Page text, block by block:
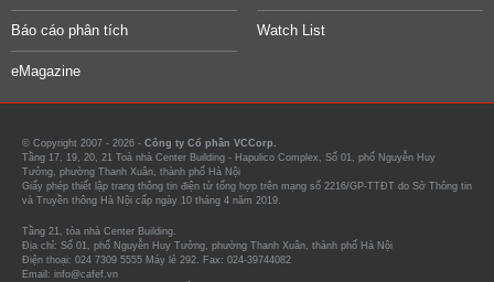
Báo cáo phân tích Watch List
eMagazine
© Copyright 2007 - 2026 - Công ty Cổ phần VCCorp.
Tầng 17, 19, 20, 21 Toà nhà Center Building - Hapulico Complex, Số 01, phố Nguyễn Huy
Tưởng, phường Thanh Xuân, thành phố Hà Nội
Giấy phép thiết lập trang thông tin điện tử tổng hợp trên mạng số 2216/GP-TTĐT do Sở Thông tin
và Truyền thông Hà Nội cấp ngày 10 tháng 4 năm 2019.
Tầng 21, tòa nhà Center Building.
Địa chỉ: Số 01, phố Nguyễn Huy Tưởng, phường Thanh Xuân, thành phố Hà Nội
Điện thoại: 024 7309 5555 Máy lẻ 292. Fax: 024-39744082
Email: info@cafef.vn